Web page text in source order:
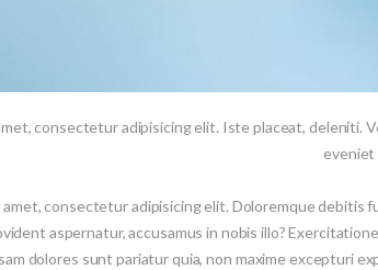
consectetur adipisicing elit. Iste placeat,
eveniet
amet, consectetur adipisicing elit. Doloremque
aspernatur, accusamus in nobis illo?
dolores sunt pariatur quia, non maxime excepturi